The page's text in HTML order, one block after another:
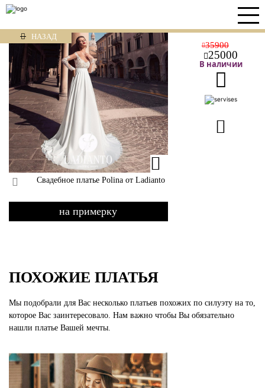
НАЗАД
35900
25000
В наличии
Свадебное платье Polina от Ladianto
на примерку
ПОХОЖИЕ ПЛАТЬЯ
Мы подобрали для Вас несколько платьев похожих по силуэту на то,
которое Вас заинтересовало. Нам важно чтобы Вы обязательно
нашли платье Вашей мечты.